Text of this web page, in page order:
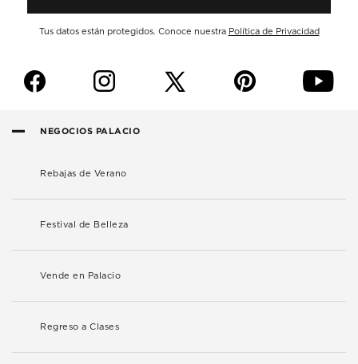
Tus datos están protegidos. Conoce nuestra Política de Privacidad
f i p y
NEGOCIOS PALACIO
Rebajas de Verano
Festival de Belleza
Vende en Palacio
Regreso a Clases